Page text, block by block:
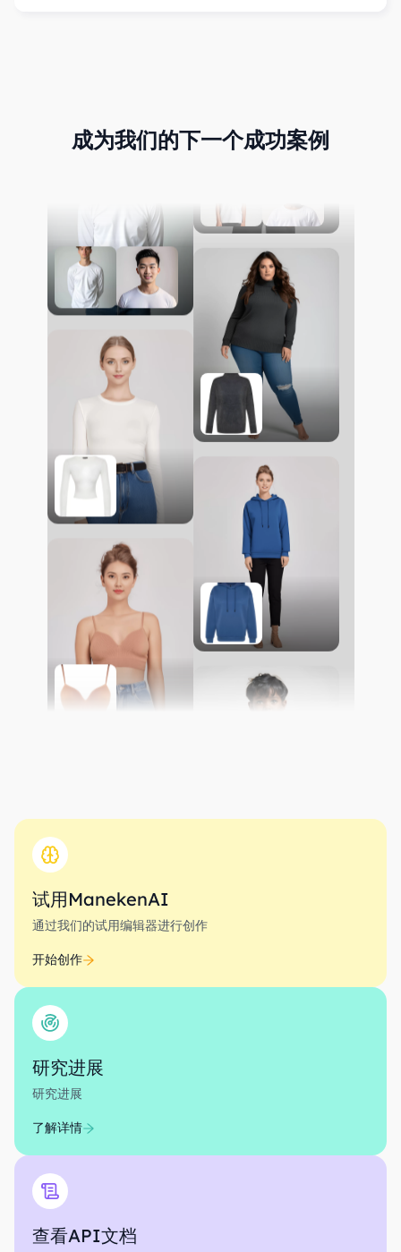
成为我们的下一个成功案例
试用ManekenAI
通过我们的试用编辑器进行创作
开始创作
研究进展
研究进展
了解详情
查看API文档